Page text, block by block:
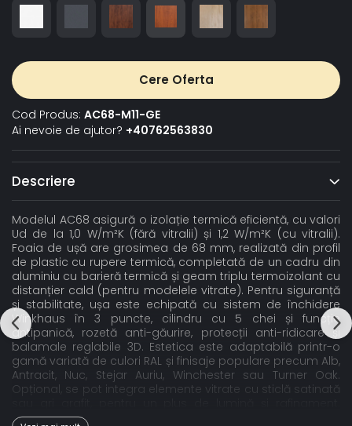
Cere Oferta
Cod Produs: AC68-M11-GE
Ai nevoie de ajutor? +40762563830
Descriere
Modelul AC68 asigură o izolație termică eficientă, cu valori
Ud de la 1,0 W/m²K (fără vitralii) și 1,2 W/m²K (cu vitralii).
Foaia de ușă are grosimea de 68 mm, realizată din profil
de plastic cu rupere termică, completată de un cadru din
aluminiu cu barieră termică și geam triplu termoizolant cu
distanțier cald (pentru modelele vitrate). Pentru siguranță
și stabilitate, ușa este echipată cu sistem de închidere
Winkhaus în 3 puncte, cilindru cu 5 chei și funcție
antipanică, rozetă anti-găurire, protecții anti-ridicare și
balamale reglabile 3D. Estetica este adaptabilă printr-o
gamă variată de culori RAL și finisaje populare precum Alb,
Antracit, Nuc, Stejar Auriu, Winchester sau Turner Oak.
Opțional, se pot integra elemente vitrate cu sticlă satinată
Confortul zilnic este susținut de pragul din aluminiu cu